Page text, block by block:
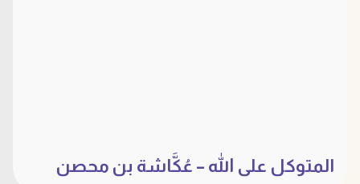
المتوكل على الله – عُكَّاشة بن محصن